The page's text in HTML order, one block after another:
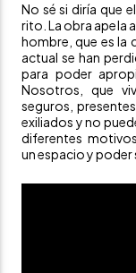
No sé si diría que
rito. La obra apela
hombre, que es la
actual se han
para poder
Nosotros, que
seguros,
exiliados y no
diferentes
un espacio y poder